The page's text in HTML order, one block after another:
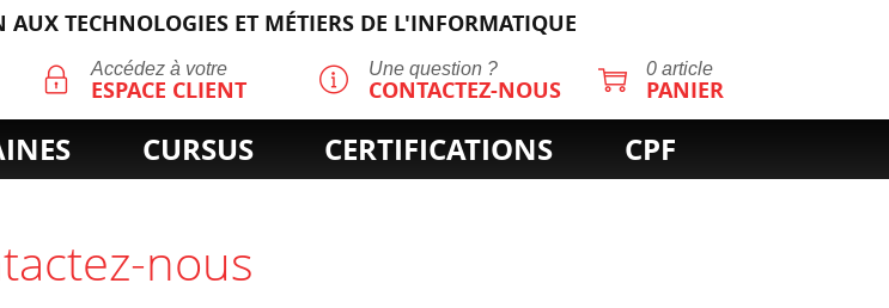
TECHNOLOGIES ET MÉTIERS DE L'INFORMATIQUE
Accédez à votre
ESPACE CLIENT
Une question ?
CONTACTEZ-NOUS
0 article
PANIER
CURSUS CERTIFICATIONS CPF
nous